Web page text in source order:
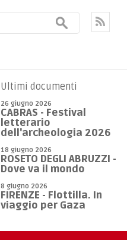
Ultimi documenti
26 giugno 2026
CABRAS - Festival
letterario
dell'archeologia 2026
18 giugno 2026
ROSETO DEGLI ABRUZZI -
Dove va il mondo
8 giugno 2026
FIRENZE - Flottilla. In
viaggio per Gaza